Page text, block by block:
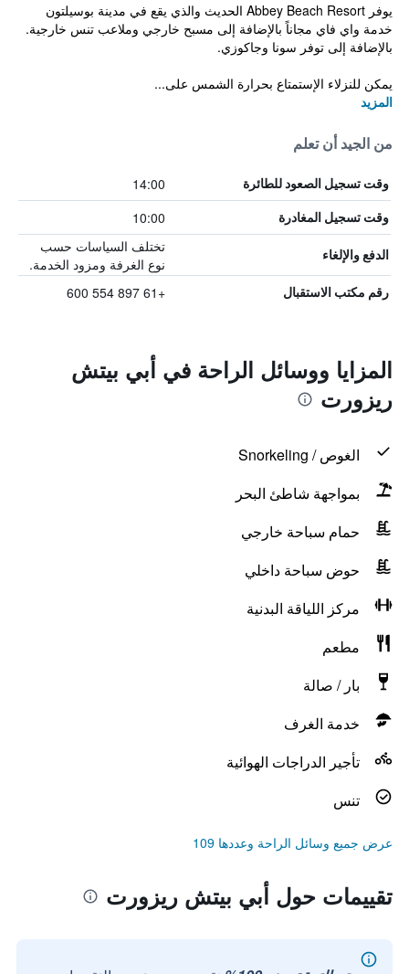
يوفر Abbey Beach Resort الحديث والذي يقع في مدينة بوسيلتون
خدمة واي فاي مجاناً بالإضافة إلى مسبح خارجي وملاعب تنس خارجية.
بالإضافة إلى توفر سونا وجاكوزي.
يمكن للنزلاء الإستمتاع بحرارة الشمس على...
المزيد
من الجيد أن تعلم
وقت تسجيل الصعود للطائرة 14:00
وقت تسجيل المغادرة 10:00
الدفع والإلغاء
تختلف السياسات حسب
نوع الغرفة ومزود الخدمة.
رقم مكتب الاستقبال +61 897 554 600
المزايا ووسائل الراحة في أبي بيتش
ريزورت
الغوص / Snorkeling
بمواجهة شاطئ البحر
حمام سباحة خارجي
حوض سباحة داخلي
مركز اللياقة البدنية
مطعم
بار / صالة
خدمة الغرف
تأجير الدراجات الهوائية
تنس
عرض جميع وسائل الراحة وعددها 109
تقييمات حول أبي بيتش ريزورت